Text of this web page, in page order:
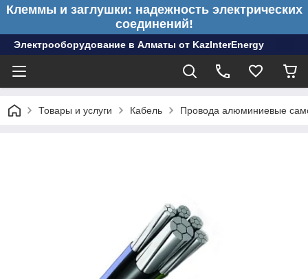
Клеммы и заглушки: надежность электрических
соединений!
Электрооборудование в Алматы от KazInterEnergy
Товары и услуги Кабель Провода алюминиевые